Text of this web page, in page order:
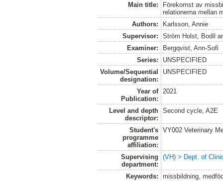
Main title:
Förekomst av
relationerna mellan
Authors:
Karlsson, Annie
Supervisor:
Ström Holst, Bodil
Examiner:
Bergqvist, Ann-Sofi
Series:
UNSPECIFIED
Volume/Sequential
designation:
UNSPECIFIED
Year of
Publication:
2021
Level and depth
descriptor:
Second cycle, A2E
Student's
programme
affiliation:
VY002 Veterinary
Supervising
department:
(VH) > Dept. of
Keywords:
missbildning,